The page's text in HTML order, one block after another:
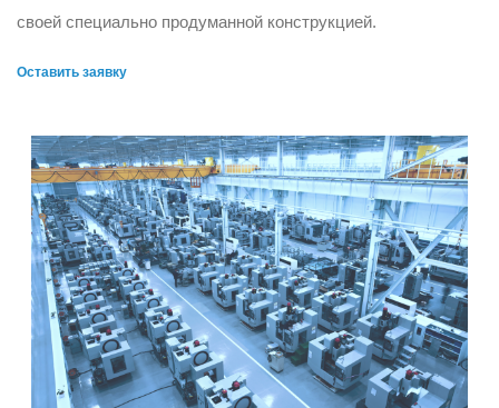
своей специально продуманной конструкцией.
Оставить заявку